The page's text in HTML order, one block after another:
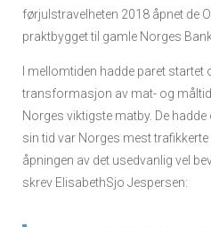
førjulstravelheten 2018 åpnet de
praktbygget til gamle Norges
I mellomtiden hadde paret startet
transformasjon av mat- og
Norges viktigste matby. De
sin tid var Norges mest
åpningen av det usedvanlig vel
skrev ElisabethSjo Jespersen: